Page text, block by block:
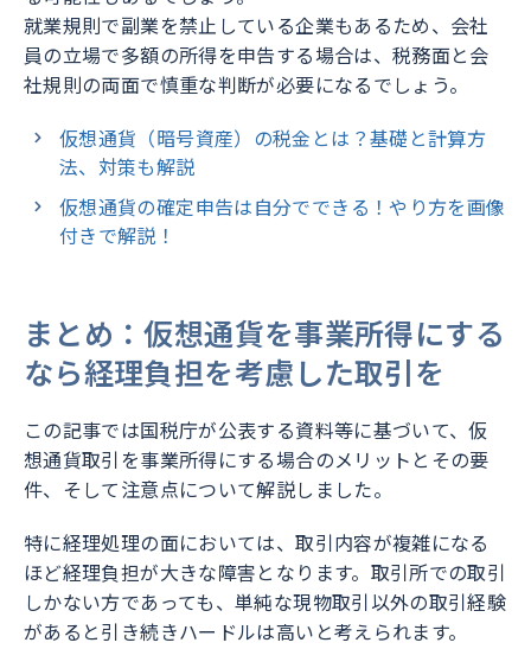
就業規則で副業を禁止している企業もあるため、会社
員の立場で多額の所得を申告する場合は、税務面と会
社規則の両面で慎重な判断が必要になるでしょう。
仮想通貨（暗号資産）の税金とは？基礎と計算方
法、対策も解説
仮想通貨の確定申告は自分でできる！やり方を画像
付きで解説！
まとめ：仮想通貨を事業所得にする
なら経理負担を考慮した取引を
この記事では国税庁が公表する資料等に基づいて、仮
想通貨取引を事業所得にする場合のメリットとその要
件、そして注意点について解説しました。
特に経理処理の面においては、取引内容が複雑になる
ほど経理負担が大きな障害となります。取引所での取引
しかない方であっても、単純な現物取引以外の取引経験
があると引き続きハードルは高いと考えられます。